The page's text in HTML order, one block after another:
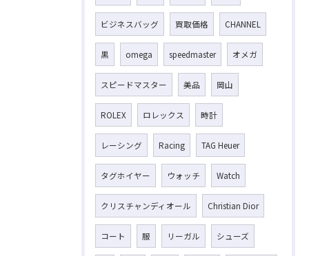
ビジネスバッグ 買取価格 CHANNEL
黒 omega speedmaster オメガ
スピードマスター 美品 岡山
ROLEX ロレックス 時計
レーシング Racing TAG Heuer
タグホイヤー ウォッチ Watch
クリスチャンディオール Christian Dior
コート 服 リーガル シューズ